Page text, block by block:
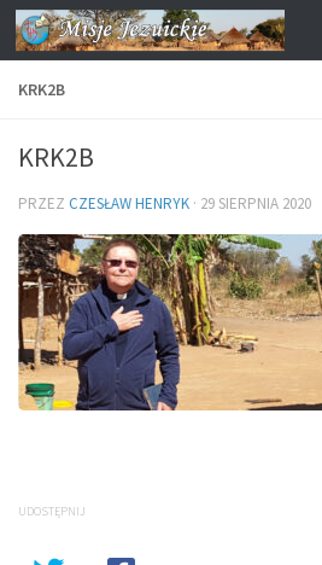
Przejdź do treści
KRK2B
KRK2B
PRZEZ CZESŁAW HENRYK · 29 SIERPNIA 2020
UDOSTĘPNIJ